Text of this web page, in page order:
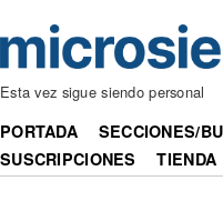
Esta vez sigue siendo personal
PORTADA SECCIONES/
SUSCRIPCIONES
TIENDA